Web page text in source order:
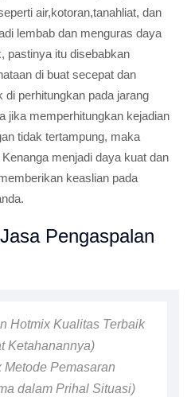
air,kotoran,tanahliat, dan
lembab dan menguras daya
pastinya itu disebabkan
di buat secepat dan
perhitungkan pada jarang
jika memperhitungkan kejadian
tidak tertampung, maka
menjadi daya kuat dan
keaslian pada
Pengaspalan
Hotmix Kualitas Terbaik
Ketahanannya)
Pemasaran
dalam Prihal Situasi)